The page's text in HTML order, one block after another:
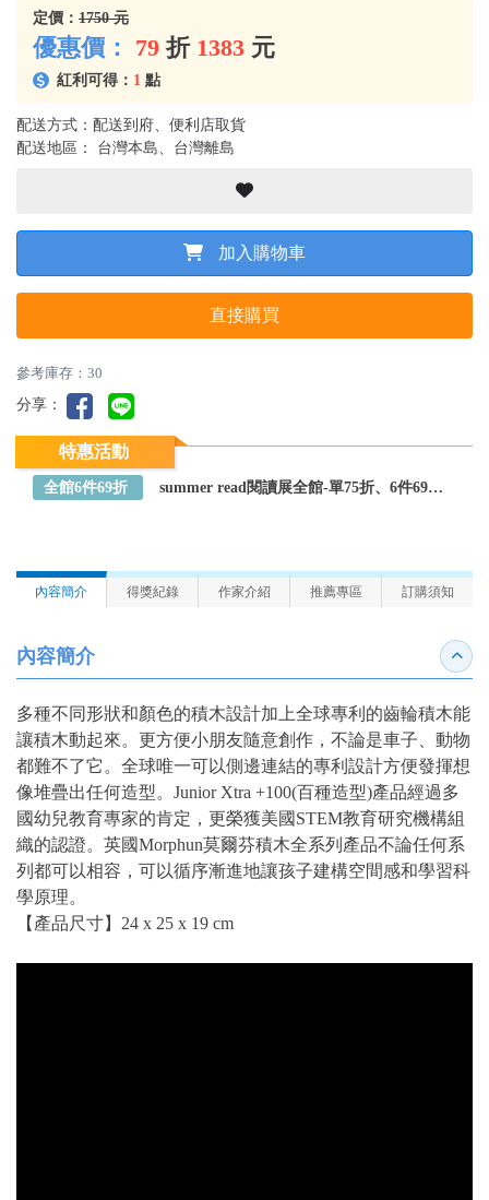
定價： 1750 元
優惠價： 79 折 1383 元
紅利可得： 1 點
配送方式：配送到府、便利店取貨
配送地區： 台灣本島、台灣離島
加入購物車
直接購買
參考庫存：30
分享：
特惠活動
全館6件69折 summer read閱讀展全館-單75折、6件69折～全館任選
內容簡介 得獎紀錄 作家介紹 推薦專區 訂購須知
內容簡介 收合
多種不同形狀和顏色的積木設計加上全球專利的齒輪積木能
讓積木動起來。更方便小朋友隨意創作，不論是車子、動物
都難不了它。全球唯一可以側邊連結的專利設計方便發揮想
像堆疊出任何造型。Junior Xtra +100(百種造型)產品經過多
國幼兒教育專家的肯定，更榮獲美國STEM教育研究機構組
織的認證。英國Morphun莫爾芬積木全系列產品不論任何系
列都可以相容，可以循序漸進地讓孩子建構空間感和學習科
學原理。
【產品尺寸】24 x 25 x 19 cm